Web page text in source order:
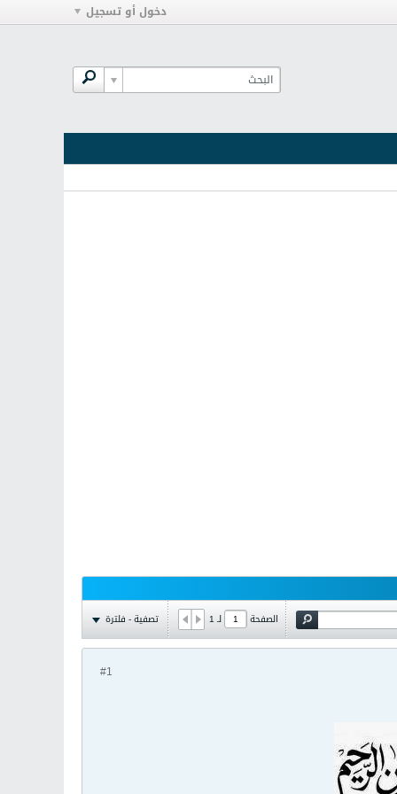
دخول أو تسجيل
الصفحة لـ1 تصفية - فلترة
#1